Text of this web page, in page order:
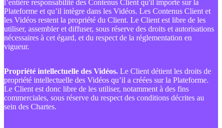
l’entière responsabilité des Contenus Client qu'il importe sur la
Plateforme et qu’il intègre dans les Vidéos. Les Contenus Client et
les Vidéos restent la propriété du Client. Le Client est libre de les
utiliser, assembler et diffuser, sous réserve des droits et autorisations
nécessaires à cet égard, et du respect de la réglementation en
vigueur.
Propriété intellectuelle des Vidéos. Le Client détient les droits de
propriété intellectuelle des Vidéos qu’il a créées sur la Plateforme.
Le Client est donc libre de les utiliser, notamment à des fins
commerciales, sous réserve du respect des conditions décrites au
sein des Chartes.